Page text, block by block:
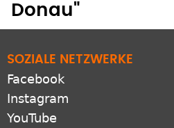
Donau"
SOZIALE NETZWERKE
Facebook
Instagram
YouTube